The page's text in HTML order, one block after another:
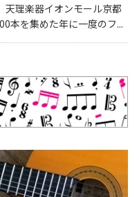
天理楽器イオンモール京都
本を集めた年に一度のフ...